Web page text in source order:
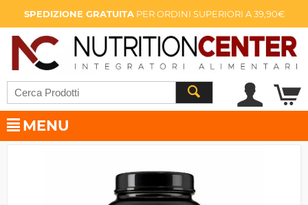
SPEDIZIONE GRATUITAPER ORDINI SUPERIORI A 39,90€
MENU